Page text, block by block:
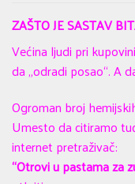
ZAŠTO JE SASTAV
Većina ljudi pri
da „odradi posao“. A
Ogroman broj
Umesto da citiramo
internet pretraživač:
“Otrovi u pastama za